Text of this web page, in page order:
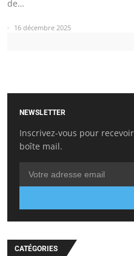
de…
16 décembre 2025
NEWSLETTER
Inscrivez-vous pour
boîte mail.
CATÉGORIES